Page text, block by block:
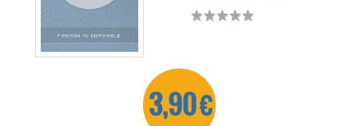
3,90 €